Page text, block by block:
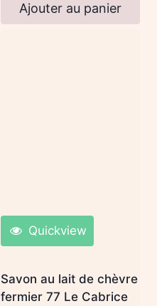
Ajouter au panier
Quickview
Savon au lait de chèvre
fermier 77 Le Cabrice